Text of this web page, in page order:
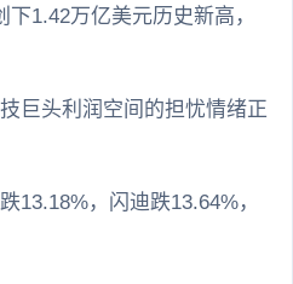
1.42万亿美元历史新高，
巨头利润空间的担忧情绪正
13.18%，闪迪跌13.64%，